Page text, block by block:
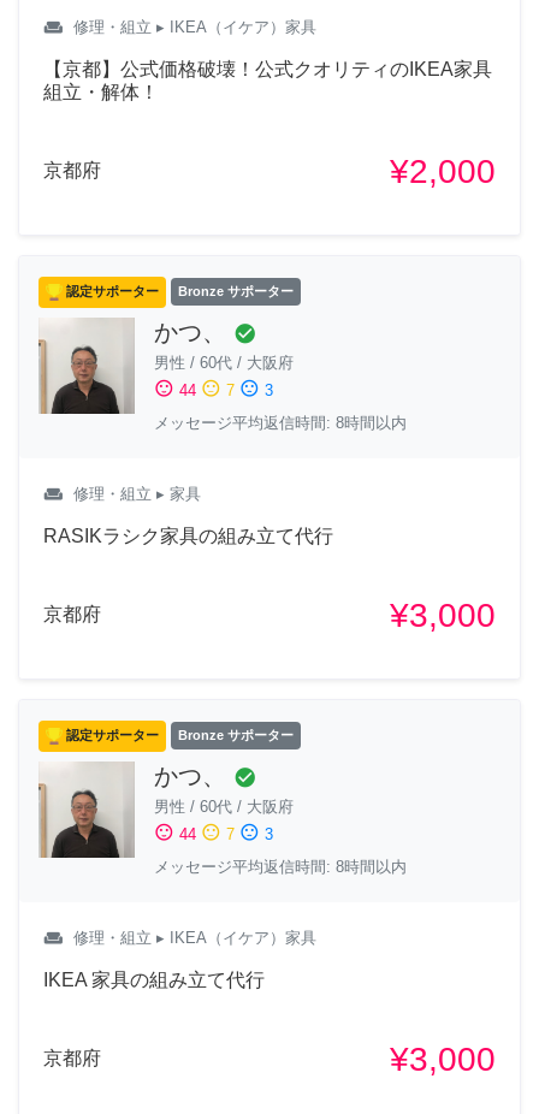
weekend 修理・組立 ▸ IKEA（イケア）家具
【京都】公式価格破壊！公式クオリティのIKEA家具
組立・解体！
京都府 ¥2,000
認定サポーター Bronze サポーター
かつ、 check_circle
男性 / 60代 / 大阪府
sentiment_satisfied 44 sentiment_neutral 7 sentiment_dissatisfied 3
メッセージ平均返信時間: 8時間以内
weekend 修理・組立 ▸ 家具
RASIKラシク家具の組み立て代行
京都府 ¥3,000
認定サポーター Bronze サポーター
かつ、 check_circle
男性 / 60代 / 大阪府
sentiment_satisfied 44 sentiment_neutral 7 sentiment_dissatisfied 3
メッセージ平均返信時間: 8時間以内
weekend 修理・組立 ▸ IKEA（イケア）家具
IKEA 家具の組み立て代行
京都府 ¥3,000